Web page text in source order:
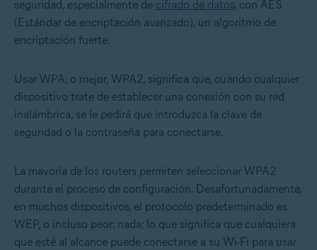
seguridad, especialmente de cifrado de datos, con AES
(Estándar de encriptación avanzado), un algoritmo de
encriptación fuerte.
Usar WPA, o mejor, WPA2, significa que, cuando cualquier
dispositivo trate de establecer una conexión con su red
inalámbrica, se le pedirá que introduzca la clave de
seguridad o la contraseña para conectarse.
La mayoría de los routers permiten seleccionar WPA2
durante el proceso de configuración. Desafortunadamente,
en muchos dispositivos, el protocolo predeterminado es
WEP, o incluso peor: nada; lo que significa que cualquiera
que esté al alcance puede conectarse a su Wi-Fi para usar